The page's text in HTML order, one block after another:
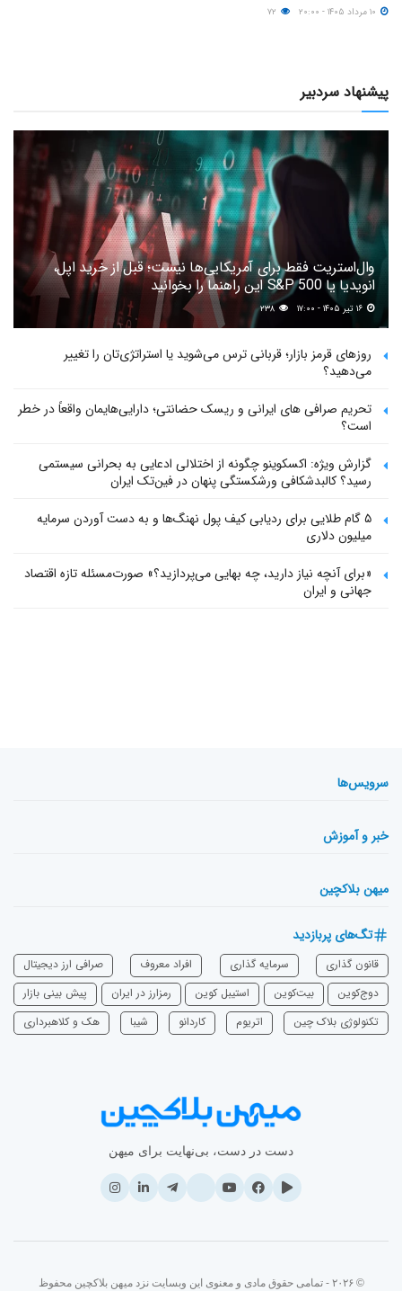
پیشنهاد سردبیر
وال‌استریت فقط برای آمریکایی‌ها نیست؛ قبل از خرید اپل،
انویدیا یا S&P 500 این راهنما را بخوانید
۲۳۸
روزهای قرمز بازار؛ قربانی ترس می‌شوید یا استراتژی‌تان را تغییر
می‌دهید؟
تحریم صرافی های ایرانی و ریسک حضانتی؛ دارایی‌هایمان واقعاً در خطر
است؟
گزارش ویژه: اکسکوینو چگونه از اختلالی ادعایی به بحرانی سیستمی
رسید؟ کالبدشکافی ورشکستگی پنهان در فین‌تک ایران
۵ گام طلایی برای ردیابی کیف پول‌ نهنگ‌ها و به دست آوردن سرمایه
میلیون دلاری
«برای آنچه نیاز دارید، چه بهایی می‌پردازید؟» صورت‌مسئله تازه اقتصاد
جهانی و ایران
سرویس‌ها
خبر و آموزش
میهن بلاکچین
تگ‌های پربازدید
قانون گذاری سرمایه‌ گذاری افراد معروف
صرافی ارز دیجیتال
دوج‌کوین
بیت‌کوین استیبل کوین رمزارز در ایران
پیش بینی بازار
تکنولوژی بلاک چین
اتریوم ‌کاردانو شیبا هک و کلاهبرداری
دست در دست، بی‌نهایت برای میهن
© ۲۰۲۶ - تمامی حقوق مادی و معنوی این وبسایت نزد میهن بلاکچین محفوظ